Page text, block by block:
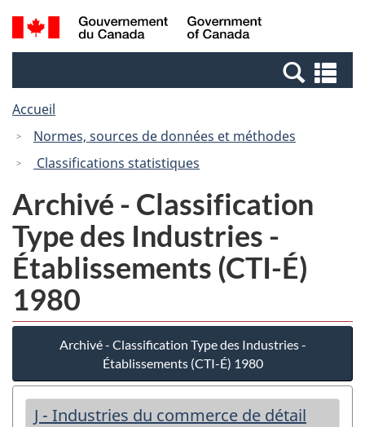
Passer
au
Passer
à
Canada
Recherche
et
et
Accueil
Normes, sources de données et méthodes
Classifications statistiques
Archivé - Classification
Type des Industries -
Établissements (CTI-É)
1980
Archivé - Classification Type des Industries -
Établissements (CTI-É) 1980
J - Industries du commerce de détail